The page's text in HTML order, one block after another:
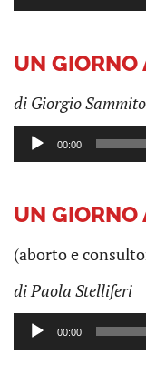
Player
UN GIORNO
di Giorgio Sammito
Audio
Player
00:00
UN GIORNO
(aborto e
di Paola Stelliferi
Audio
Player
00:00